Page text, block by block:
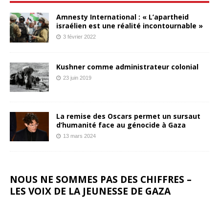
Amnesty International : « L’apartheid
israélien est une réalité incontournable »
3 février 2022
Kushner comme administrateur colonial
23 juin 2019
La remise des Oscars permet un sursaut
d’humanité face au génocide à Gaza
13 mars 2024
NOUS NE SOMMES PAS DES CHIFFRES –
LES VOIX DE LA JEUNESSE DE GAZA